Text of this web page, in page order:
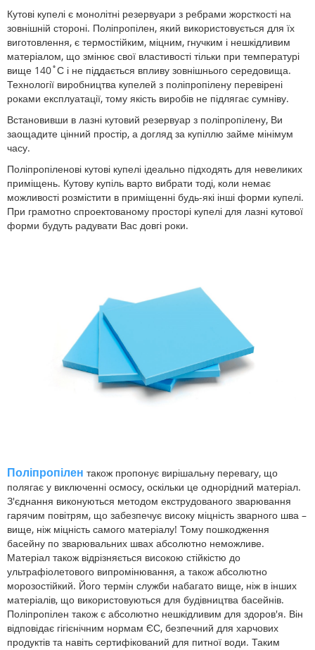
Кутові купелі є монолітні резервуари з ребрами жорсткості на
зовнішній стороні. Поліпропілен, який використовується для їх
виготовлення, є термостійким, міцним, гнучким і нешкідливим
матеріалом, що змінює свої властивості тільки при температурі
вище 140˚С і не піддається впливу зовнішнього середовища.
Технології виробництва купелей з поліпропілену перевірені
роками експлуатації, тому якість виробів не підлягає сумніву.
Встановивши в лазні кутовий резервуар з поліпропілену, Ви
заощадите цінний простір, а догляд за купіллю займе мінімум
часу.
Поліпропіленові кутові купелі ідеально підходять для невеликих
приміщень. Кутову купіль варто вибрати тоді, коли немає
можливості розмістити в приміщенні будь-які інші форми купелі.
При грамотно спроектованому просторі купелі для лазні кутової
форми будуть радувати Вас довгі роки.
Поліпропілен також пропонує вирішальну перевагу, що
полягає у виключенні осмосу, оскільки це однорідний матеріал.
З'єднання виконуються методом екструдованого зварювання
гарячим повітрям, що забезпечує високу міцність зварного шва –
вище, ніж міцність самого матеріалу! Тому пошкодження
басейну по зварювальних швах абсолютно неможливе.
Матеріал також відрізняється високою стійкістю до
ультрафіолетового випромінювання, а також абсолютно
морозостійкий. Його термін служби набагато вище, ніж в інших
матеріалів, що використовуються для будівництва басейнів.
Поліпропілен також є абсолютно нешкідливим для здоров'я. Він
відповідає гігієнічним нормам ЄС, безпечний для харчових
продуктів та навіть сертифікований для питної води. Таким